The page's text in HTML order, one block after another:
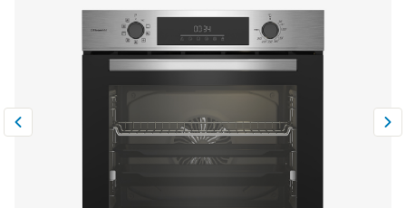
Климатическая техника